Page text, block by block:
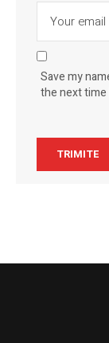
Save my
the next time